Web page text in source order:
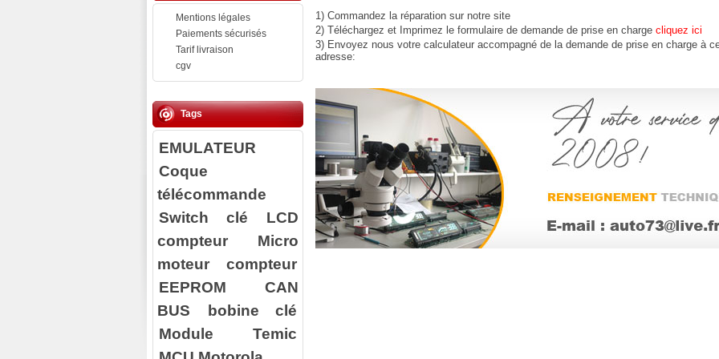
Mentions légales
Paiements sécurisés
Tarif livraison
cgv
Tags
EMULATEUR
Coque
télécommande
Switch clé
LCD
compteur
Micro
moteur compteur
EEPROM
CAN
BUS
bobine clé
Module Temic
1) Commandez la réparation sur notre site
2) Téléchargez et Imprimez le formulaire de demande de prise en charge cliquez ici
3) Envoyez nous votre calculateur accompagné de la demande de prise en charge à
adresse: